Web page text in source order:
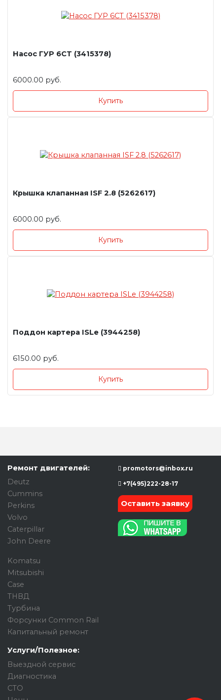
Насос ГУР 6СT (3415378)
6000.00 руб.
Купить
Крышка клапанная ISF 2.8 (5262617)
6000.00 руб.
Купить
Поддон картера ISLe (3944258)
6150.00 руб.
Купить
Ремонт двигателей:
Deutz
Cummins
Perkins
Volvo
Caterpillar
John Deere
Komatsu
Mitsubishi
Case
ТНВД
Турбина
Форсунки Common Rail
Капитальный ремонт
Услуги/Полезное:
Выездной сервис
Диагностика
СТО
promotors@inbox.ru
+7(495)222-28-17
Оставить заявку